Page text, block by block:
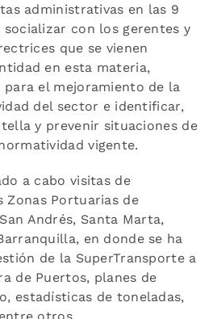
administrativas en las 9
con los gerentes y
que se vienen
en esta materia,
el mejoramiento de la
del sector e identificar,
y prevenir situaciones de
vigente.
a cabo visitas de
Zonas Portuarias de
Andrés, Santa Marta,
en donde se ha
de la SuperTransporte a
de Puertos, planes de
estadísticas de toneladas,